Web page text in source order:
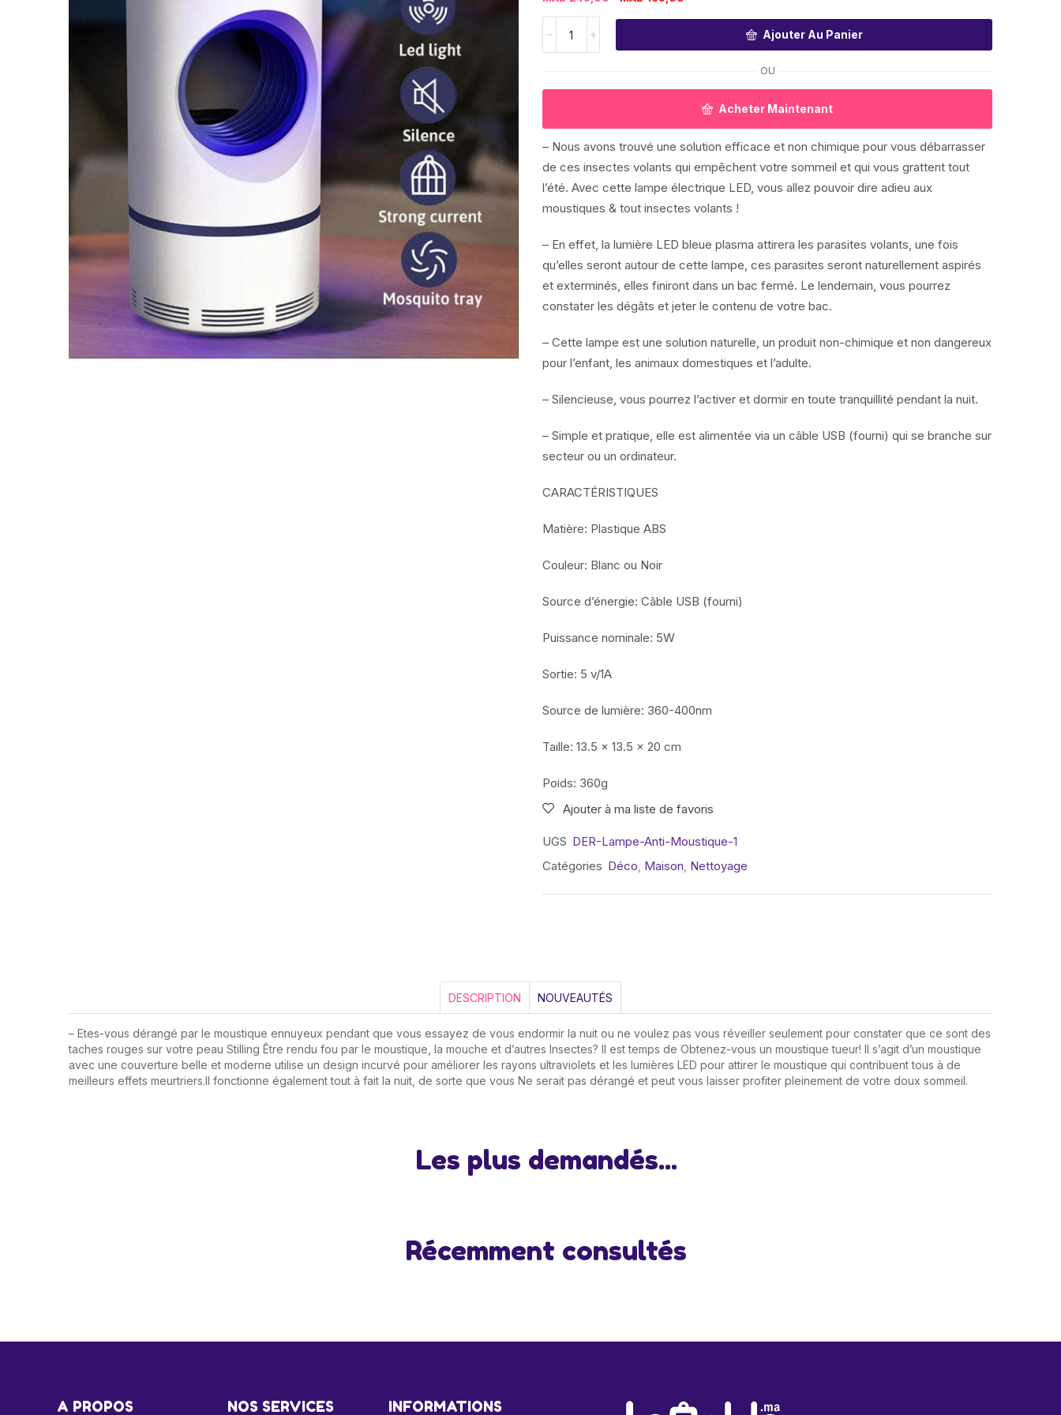
Ajouter Au Panier
OU
Acheter Maintenant
– Nous avons trouvé une solution efficace et non chimique pour vous débarrasser
de ces insectes volants qui empêchent votre sommeil et qui vous grattent tout
l’été. Avec cette lampe électrique LED, vous allez pouvoir dire adieu aux
moustiques & tout insectes volants !
– En effet, la lumière LED bleue plasma attirera les parasites volants, une fois
qu’elles seront autour de cette lampe, ces parasites seront naturellement aspirés
et exterminés, elles finiront dans un bac fermé. Le lendemain, vous pourrez
constater les dégâts et jeter le contenu de votre bac.
– Cette lampe est une solution naturelle, un produit non-chimique et non dangereux
pour l’enfant, les animaux domestiques et l’adulte.
– Silencieuse, vous pourrez l’activer et dormir en toute tranquillité pendant la nuit.
– Simple et pratique, elle est alimentée via un câble USB (fourni) qui se branche sur
secteur ou un ordinateur.
CARACTÉRISTIQUES
Matière: Plastique ABS
Couleur: Blanc ou Noir
Source d’énergie: Câble USB (fourni)
Puissance nominale: 5W
Sortie: 5 v/1A
Source de lumière: 360-400nm
Taille: 13.5 x 13.5 x 20 cm
Poids: 360g
Ajouter à ma liste de favoris
UGS DER-Lampe-Anti-Moustique-1
Catégories Déco, Maison, Nettoyage
DESCRIPTION NOUVEAUTÉS
– Etes-vous dérangé par le moustique ennuyeux pendant que vous essayez de vous endormir la nuit ou ne voulez pas vous réveiller seulement pour constater que ce sont des
taches rouges sur votre peau Stilling Être rendu fou par le moustique, la mouche et d’autres Insectes? Il est temps de Obtenez-vous un moustique tueur! Il s’agit d’un moustique
avec une couverture belle et moderne utilise un design incurvé pour améliorer les rayons ultraviolets et les lumières LED pour attirer le moustique qui contribuent tous à de
meilleurs effets meurtriers.Il fonctionne également tout à fait la nuit, de sorte que vous Ne serait pas dérangé et peut vous laisser profiter pleinement de votre doux sommeil.
Les plus demandés...
Récemment consultés
A PROPOS NOS SERVICES INFORMATIONS